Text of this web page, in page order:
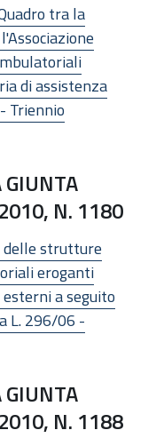
tra la
di assistenza
Triennio
N. 1180
delle strutture
eroganti
a seguito
L. 296/06 -
N. 1188